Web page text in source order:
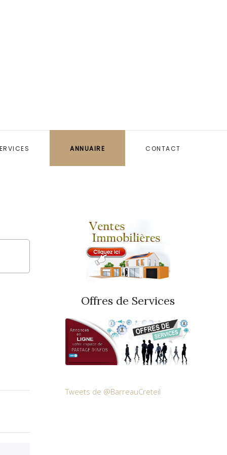
ANNUAIRE CONTACT
Offres de Services
Tweets de @BarreauCreteil